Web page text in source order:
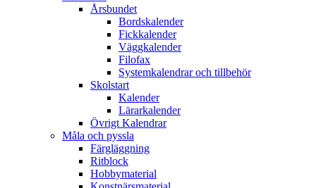
Årsbundet
Bordskalender
Fickkalender
Väggkalender
Filofax
Systemkalendrar och tillbehör
Skolstart
Kalender
Lärarkalender
Övrigt Kalendrar
Måla och pyssla
Färgläggning
Ritblock
Hobbymaterial